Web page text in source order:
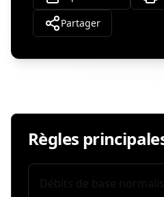
Partager
Règles